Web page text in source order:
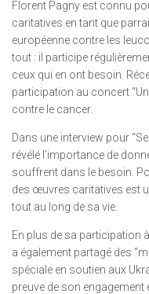
Florent Pagny est connu
caritatives en tant que
européenne contre les
tout : il participe
ceux qui en ont besoin.
participation au concert
contre le cancer.
Dans une interview pour
révélé l’importance de
souffrent dans le besoin.
des œuvres caritatives est
tout au long de sa vie.
En plus de sa participation
a également partagé des
spéciale en soutien aux
preuve de son